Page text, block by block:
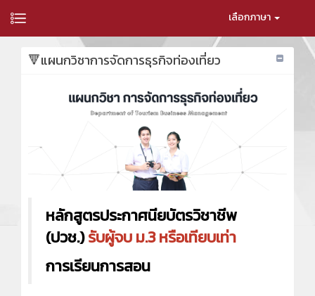
เลือกภาษา
🔻แผนกวิชาการจัดการธุรกิจท่องเที่ยว
หลักสูตรประกาศนียบัตรวิชาชีพ
(ปวช.)รับผู้จบ ม.3 หรือเทียบเท่า
การเรียนการสอน